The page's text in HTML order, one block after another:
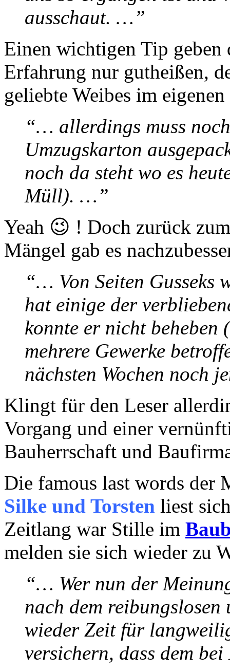
ausschaut. …”
Einen wichtigen Tip
Erfahrung nur gutheißen,
geliebte Weibes im
“… allerdings muss
Umzugskarton
noch da steht wo es
Müll). …”
Yeah 😉 ! Doch zurück
Mängel gab es
“… Von Seiten Gusseks
hat einige der
konnte er nicht
mehrere Gewerke
nächsten Wochen noch
Klingt für den Leser
Vorgang und einer
Bauherrschaft und
Die famous last words der
Silke und Torsten liest
Zeitlang war Stille im
melden sie sich wieder zu
“… Wer nun der
nach dem
wieder Zeit für
versichern, dass dem